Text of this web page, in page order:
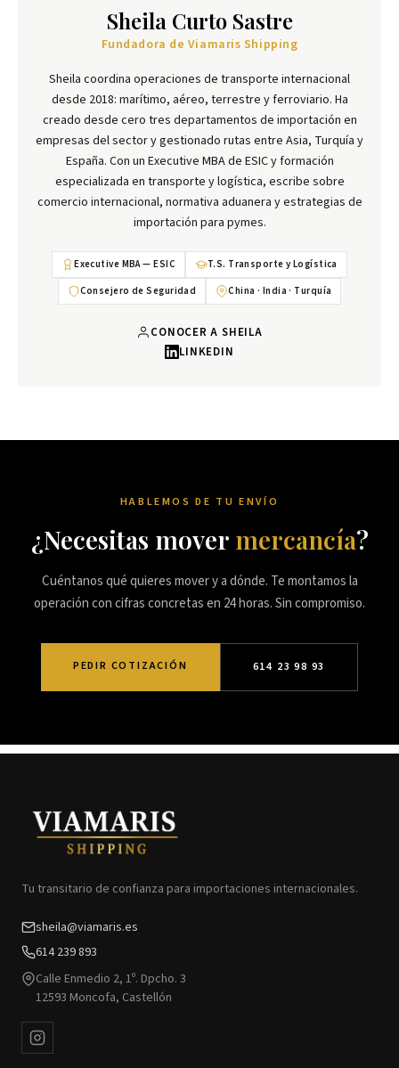
Sheila Curto Sastre
Fundadora de Viamaris Shipping
Sheila coordina operaciones de transporte internacional
desde 2018: marítimo, aéreo, terrestre y ferroviario. Ha
creado desde cero tres departamentos de importación en
empresas del sector y gestionado rutas entre Asia, Turquía y
España. Con un Executive MBA de ESIC y formación
especializada en transporte y logística, escribe sobre
comercio internacional, normativa aduanera y estrategias de
importación para pymes.
Executive MBA — ESIC
T.S. Transporte y Logística
Consejero de Seguridad
China · India · Turquía
CONOCER A SHEILA
LINKEDIN
HABLEMOS DE TU ENVÍO
¿Necesitas mover mercancía?
Cuéntanos qué quieres mover y a dónde. Te montamos la
operación con cifras concretas en 24 horas. Sin compromiso.
PEDIR COTIZACIÓN 614 23 98 93
Tu transitario de confianza para importaciones internacionales.
sheila@viamaris.es
614 239 893
Calle Enmedio 2, 1º. Dpcho. 3
12593 Moncofa, Castellón